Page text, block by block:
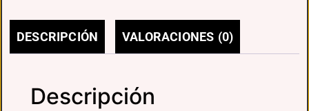
DESCRIPCIÓN VALORACIONES (0)
Descripción